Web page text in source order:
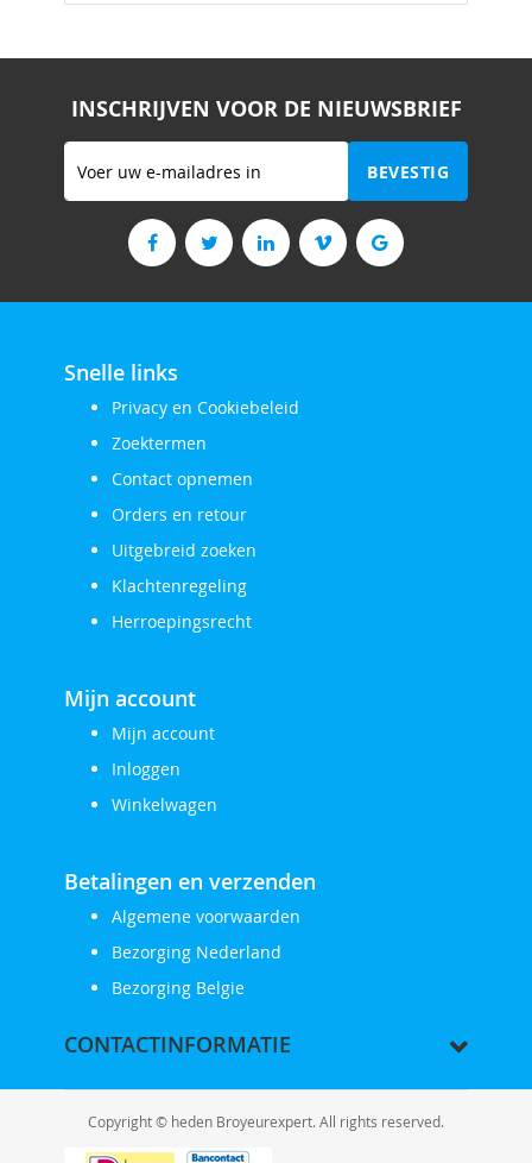
INSCHRIJVEN VOOR DE NIEUWSBRIEF
Abonneer
op
nieuwsbrief
BEVESTIG
Snelle links
Privacy en Cookiebeleid
Zoektermen
Contact opnemen
Orders en retour
Uitgebreid zoeken
Klachtenregeling
Herroepingsrecht
Mijn account
Mijn account
Inloggen
Winkelwagen
Betalingen en verzenden
Algemene voorwaarden
Bezorging Nederland
Bezorging Belgie
CONTACTINFORMATIE
Copyright © heden Broyeurexpert. All rights reserved.